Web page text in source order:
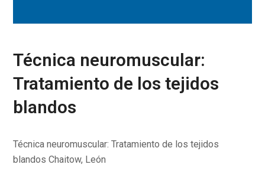
Técnica neuromuscular:
Tratamiento de los tejidos
blandos
Técnica neuromuscular: Tratamiento de los tejidos
blandos Chaitow, León